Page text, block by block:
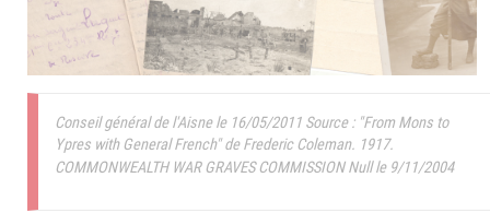
Conseil général de l'Aisne le 16/05/2011 Source : "From Mons to
Ypres with General French" de Frederic Coleman. 1917.
COMMONWEALTH WAR GRAVES COMMISSION Null le 9/11/2004